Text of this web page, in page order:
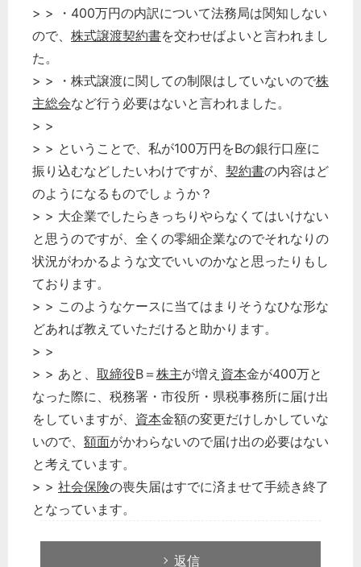
> > ・400万円の内訳について法務局は関知しない
ので、 株式譲渡契約書を交わせばよいと言われまし
た。
> > ・株式譲渡に関しての制限はしていないので株
主総会など行う必要はないと言われました。
> >
> > ということで、私が100万円をBの銀行口座に
振り込むなどしたいわけですが、 契約書の内容はど
のようになるものでしょうか？
> > 大企業でしたらきっちりやらなくてはいけない
と思うのですが、全くの零細企業なのでそれなりの
状況がわかるような文でいいのかなと思ったりもし
ております。
> > このようなケースに当てはまりそうなひな形な
どあれば教えていただけると助かります。
> >
> > あと、 取締役B＝ 株主が増え 資本金が400万と
なった際に、税務署・市役所・県税事務所に届け出
をしていますが、 資本金額の変更だけしかしていな
いので、 額面がかわらないので届け出の必要はない
と考えています。
> > 社会保険の喪失届はすでに済ませて手続き終了
となっています。
返信
どのカテゴリーに投稿しますか？
労務管理
税務経理
企業法務
経営の知恵
総務の給湯室
次へ